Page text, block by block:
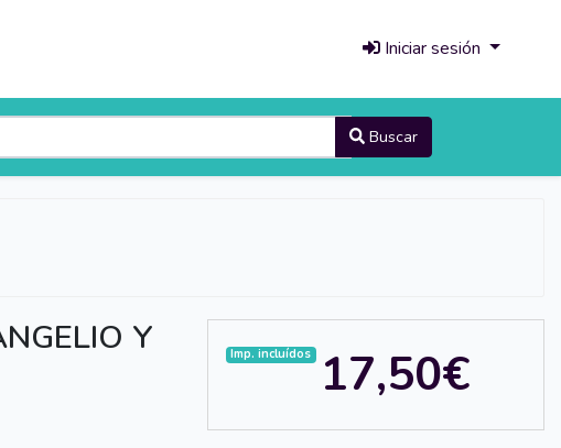
Iniciar sesión
Buscar
Y
Imp. incluídos 17,50€